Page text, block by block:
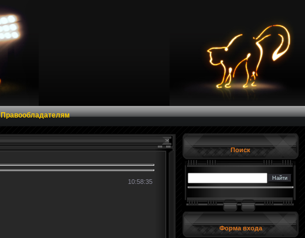
Правообладателям
10:58:35
Поиск
Форма входа